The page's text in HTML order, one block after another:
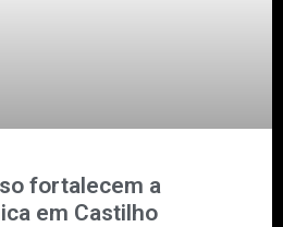
fortalecem a
em Castilho